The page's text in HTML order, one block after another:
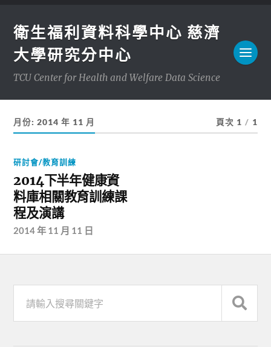
衛生福利資料科學中心 慈濟
大學研究分中心
TCU Center for Health and Welfare Data Science
月份:2014 年 11 月 頁次 1 / 1
研討會/教育訓練
2014下半年健康資
料庫相關教育訓練課
程及演講
2014 年 11 月 11 日